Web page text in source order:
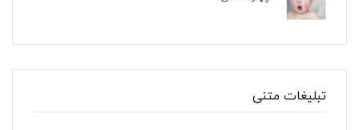
تبلیغات متنی